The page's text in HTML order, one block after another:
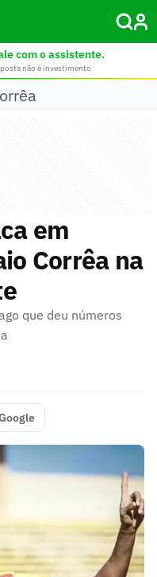
com o assistente.
não é investimento
em
Corrêa na
que deu números